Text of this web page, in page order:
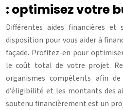
: optimisez votre
Différentes aides financières
disposition pour vous aider à
façade. Profitez-en pour
le coût total de votre projet.
organismes compétents afin
d’éligibilité et les montants des
soutenu financièrement est un